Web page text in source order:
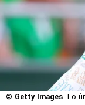
© Getty Images Lo